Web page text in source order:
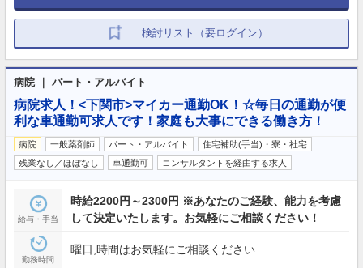
検討リスト（要ログイン）
病院 ｜ パート・アルバイト
病院求人！<下関市>マイカー通勤OK！☆毎日の通勤が便
利な車通勤可求人です！家庭も大事にできる働き方！
病院 一般薬剤師 パート・アルバイト
住宅補助(手当)・寮・社宅
残業なし／ほぼなし
車通勤可 コンサルタントを経由する求人
給与・手当
時給2200円～2300円 ※あなたのご経験、能力を考慮
して決定いたします。お気軽にご相談ください！
勤務時間
曜日,時間はお気軽にご相談ください